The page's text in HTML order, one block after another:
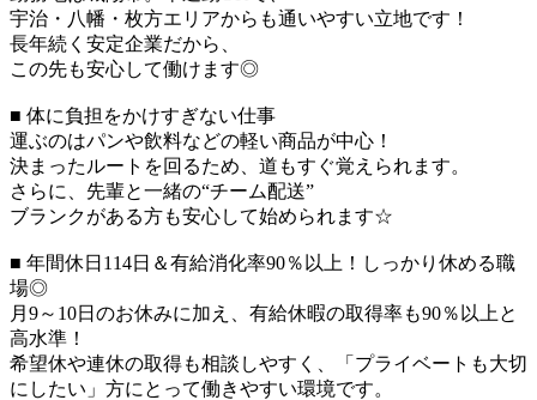
宇治・八幡・枚方エリアからも通いやすい立地です！
長年続く安定企業だから、
この先も安心して働けます◎
■ 体に負担をかけすぎない仕事
運ぶのはパンや飲料などの軽い商品が中心！
決まったルートを回るため、道もすぐ覚えられます。
さらに、先輩と一緒の“チーム配送”
ブランクがある方も安心して始められます☆
■ 年間休日114日＆有給消化率90％以上！しっかり休める職
場◎
月9～10日のお休みに加え、有給休暇の取得率も90％以上と
高水準！
希望休や連休の取得も相談しやすく、「プライベートも大切
にしたい」方にとって働きやすい環境です。